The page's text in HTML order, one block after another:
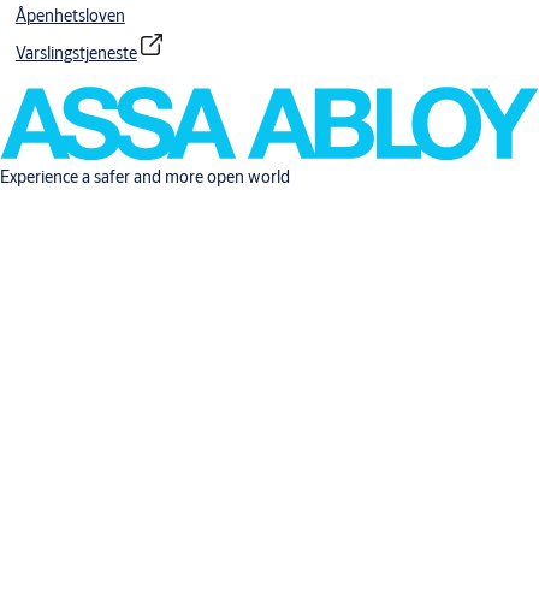
Åpenhetsloven
Varslingstjeneste
Experience a safer and more open world